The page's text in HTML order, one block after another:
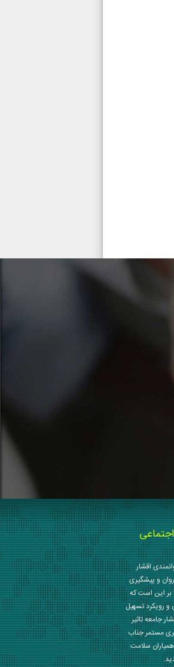
اقشار
و پیشگیری
بر این است که
رویکرد تسهیل
جامعه تاثیر
مستمر جناب
سلامت